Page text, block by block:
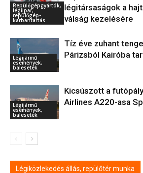
Repülőgépgyártók,
légiipar,
repülőgép-
karbantartás
légitársaságok a
válság kezelésére
Légijármű
események,
balesetek
Tíz éve zuhant
Párizsból Kairóba
Légijármű
események,
balesetek
Kicsúszott a
Airlines A220-asa
Légiközlekedés állás, repülőtér munka